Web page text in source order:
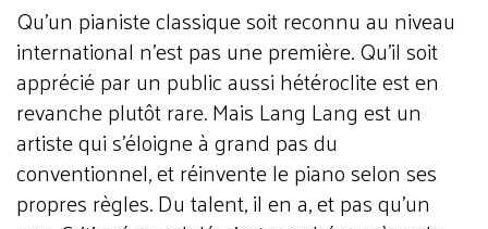
Qu'un pianiste classique soit reconnu au niveau
international n'est pas une première. Qu'il soit
apprécié par un public aussi hétéroclite est en
revanche plutôt rare. Mais Lang Lang est un
artiste qui s'éloigne à grand pas du
conventionnel, et réinvente le piano selon ses
propres règles. Du talent, il en a, et pas qu'un